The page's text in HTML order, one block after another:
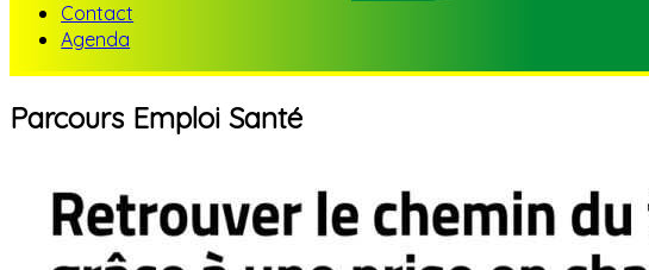
Contact
Agenda
Parcours Emploi Santé